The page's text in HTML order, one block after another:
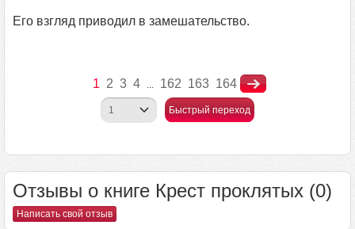
Его взгляд приводил в замешательство.
1 2 3 4 ... 162 163 164
Быстрый переход
Отзывы о книге Крест проклятых (0)
Написать свой отзыв